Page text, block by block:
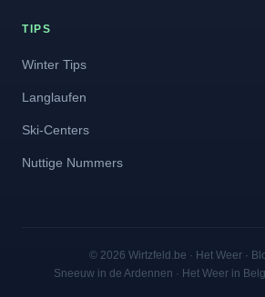
TIPS
Winter Tips
Langlaufen
Ski-Centers
Nuttige Nummers
© 2026 Wirtzfeld.be · Het Weer·
Sneeuw in de Ardennen · Het Weer in